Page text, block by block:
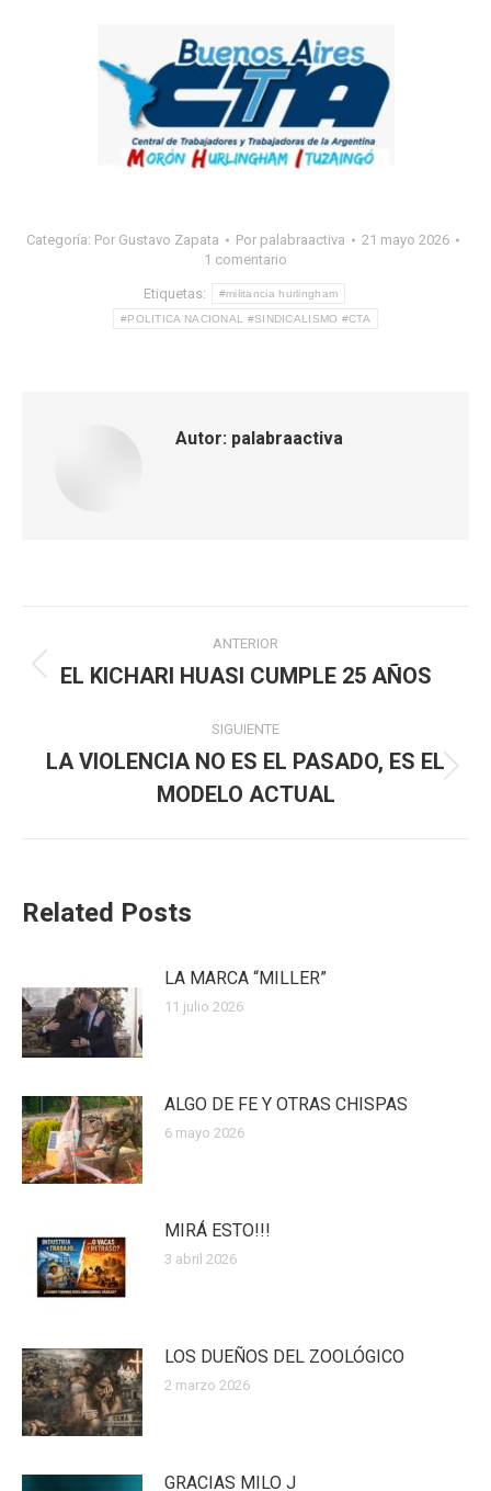
Categoría: Por Gustavo Zapata Por palabraactiva
21 mayo 2026
1 comentario
Etiquetas: #militancia hurlingham
#POLITICA NACIONAL #SINDICALISMO #CTA
Autor: palabraactiva
Navegación
entre
publicaciones
ANTERIOR
Publicación
EL KICHARI HUASI CUMPLE 25 AÑOS
SIGUIENTE
siguiente:
LA VIOLENCIA NO ES EL PASADO, ES EL
MODELO ACTUAL
Related Posts
LA MARCA “MILLER”
11 julio 2026
ALGO DE FE Y OTRAS CHISPAS
6 mayo 2026
MIRÁ ESTO!!!
3 abril 2026
LOS DUEÑOS DEL ZOOLÓGICO
2 marzo 2026
GRACIAS MILO J